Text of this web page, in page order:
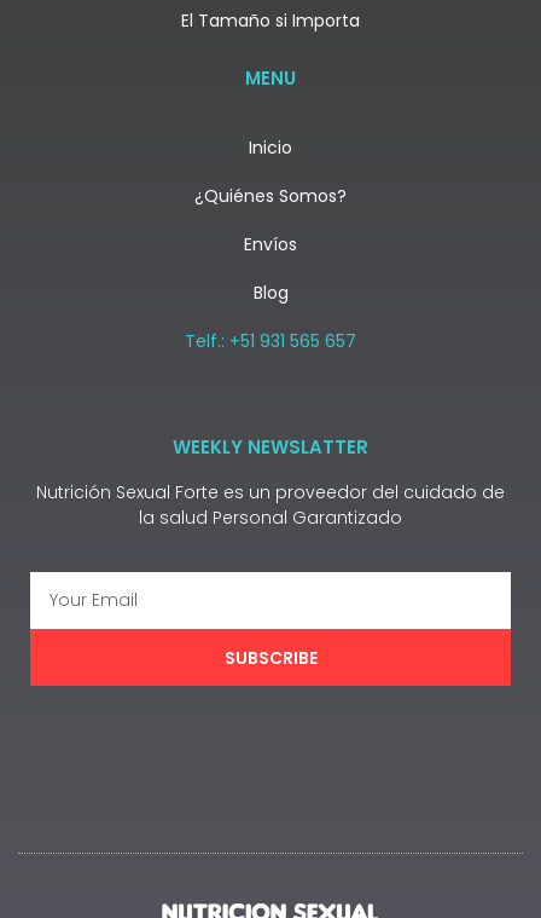
El Tamaño si Importa
MENU
Inicio
¿Quiénes Somos?
Envíos
Blog
Telf.: +51 931 565 657
WEEKLY NEWSLATTER
Nutrición Sexual Forte es un proveedor del cuidado de
la salud Personal Garantizado
SUBSCRIBE